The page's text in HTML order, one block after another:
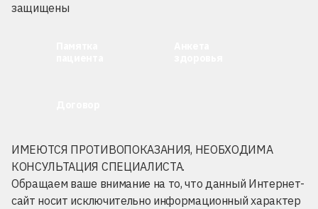
защищены
ИМЕЮТСЯ ПРОТИВОПОКАЗАНИЯ, НЕОБХОДИМА
КОНСУЛЬТАЦИЯ СПЕЦИАЛИСТА.
Обращаем ваше внимание на то, что данный Интернет-
сайт носит исключительно информационный характер